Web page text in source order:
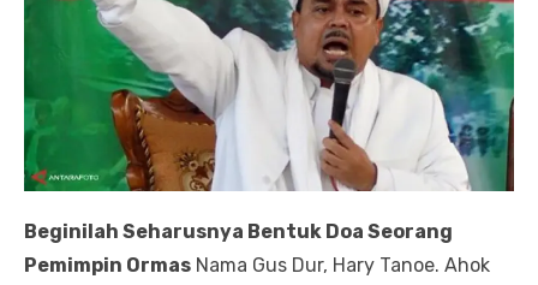
Beginilah Seharusnya Bentuk Doa Seorang
Pemimpin Ormas Nama Gus Dur, Hary Tanoe. Ahok